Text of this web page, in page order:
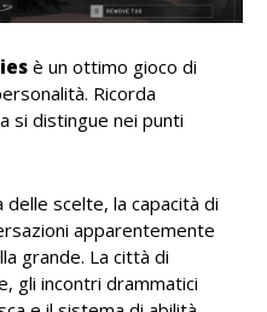
è un ottimo gioco di
Ricorda
si distingue nei punti
scelte, la capacità di
apparentemente
grande. La città di
gli incontri drammatici